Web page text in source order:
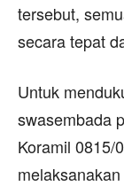
tersebut,
secara tepat
Untuk
swasembada
Koramil 0815/